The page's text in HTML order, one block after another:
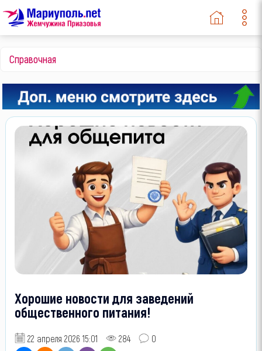
Справочная
Хорошие новости для заведений
общественного питания!
22 апреля 2026 15:01 284 0